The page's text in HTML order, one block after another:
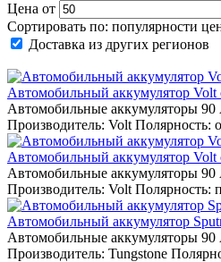
Цена от
Сортировать по: популярности
Доставка из других регионов
Автомобильный аккумулятор
Автомобильные аккумуляторы 90
Производитель: Volt Полярность:
Автомобильный аккумулятор
Автомобильные аккумуляторы 90
Производитель: Volt Полярность:
Автомобильный аккумулятор
Автомобильные аккумуляторы 90
Производитель: Tungstone